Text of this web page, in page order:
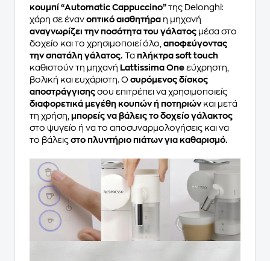
κουμπί “Automatic Cappuccino” της Delonghi:
χάρη σε έναν οπτικό αισθητήρα η μηχανή
αναγνωρίζει την ποσότητα του γάλατος μέσα στο
δοχείο και το χρησιμοποιεί όλο, αποφεύγοντας
την σπατάλη γάλατος. Τα πλήκτρα soft touch
καθιστούν τη μηχανή Lattissima One εύχρηστη,
βολική και ευχάριστη. Ο συρόμενος δίσκος
αποστράγγισης σου επιτρέπει να χρησιμοποιείς
διαφορετικά μεγέθη κουπών ή ποτηριώνκαι μετά
τη χρήση, μπορείς να βάλεις το δοχείο γάλακτος
στο ψυγείο ή να το αποσυναρμολογήσεις και να
το βάλεις στο πλυντήριο πιάτων για καθαρισμό.